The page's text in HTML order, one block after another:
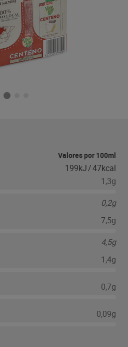
Valores por 100ml
199kJ/47kcal
1,3g
0,2g
7,5g
4,5g
1,4g
0,7g
0,09g